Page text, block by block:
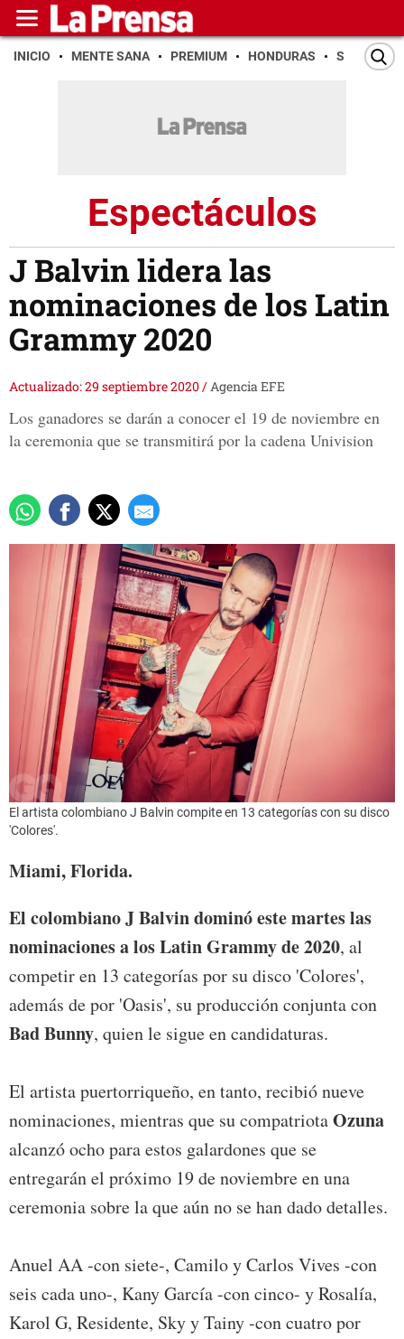
INICIO MENTE SANA PREMIUM HONDURAS SAN PEDRO
Espectáculos
J Balvin lidera las
nominaciones de los Latin
Grammy 2020
Actualizado: 29 septiembre 2020/Agencia EFE
Los ganadores se darán a conocer el 19 de noviembre en
la ceremonia que se transmitirá por la cadena Univision
El artista colombiano J Balvin compite en 13 categorías con su disco
'Colores'.
Miami, Florida.
El colombiano J Balvin dominó este martes las
nominaciones a los Latin Grammy de 2020, al
competir en 13 categorías por su disco 'Colores',
además de por 'Oasis', su producción conjunta con
Bad Bunny, quien le sigue en candidaturas.
El artista puertorriqueño, en tanto, recibió nueve
nominaciones, mientras que su compatriotaOzuna
alcanzó ocho para estos galardones que se
entregarán el próximo 19 de noviembre en una
ceremonia sobre la que aún no se han dado detalles.
Anuel AA -con siete-, Camilo y Carlos Vives -con
seis cada uno-, Kany García -con cinco- y Rosalía,
Karol G, Residente, Sky y Tainy -con cuatro por